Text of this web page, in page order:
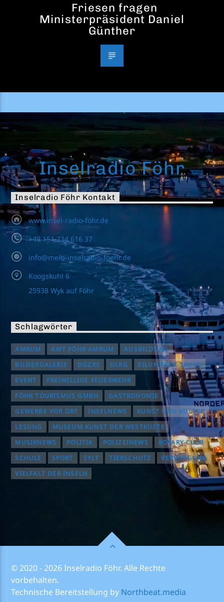
Friesen fragen
Ministerpräsident Daniel
Günther
Inselradio Föhr
Inselradio Föhr Kontakt
www.insel-radio-föhr.de
+49 151 234 616 37
info@mein-inselradio-foehr.de
Koogskuhl 6
25938 Wyk auf Föhr
Schlagwörter
AMRUM AMT FÖHR AMRUM
AUSBILDUNG
BILDERGALERIE
DGZRS DLRG
EILUN-FEER-SKUUL
EVENT
FREIWILLIGE FEUERWEHR
FÖHR TOURISMUS GMBH
GASTRONOMIE
GEWERBE VOR ORT
INSELNEWS
KUNST UND KULTUR
LESUNG
MUSEUM KUNST DER WESTKÜSTE
MUSIKNEWS
POLITIK POLIZEINEWS
ROTARY CLUB
SCHULE
SPORT SYLT TIERSCHUTZ
VERSORGUNG
VIELFALT DER INSELN
© 2020 - 2026 Inselradio Föhr. Alle Rechte
vorbehalten.
Technische Bereitstellung by Northbeat.media